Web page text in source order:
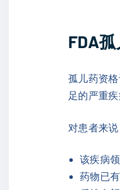
FDA
孤儿药资
足的严重
对患者来
该疾病
药物已